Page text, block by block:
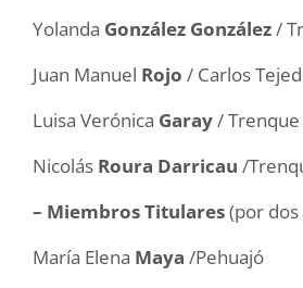
Yolanda González González/
Juan Manuel Rojo / Carlos
Luisa Verónica Garay/
Nicolás Roura Darricau /
– Miembros Titulares(por dos
María Elena Maya /Pehuajó